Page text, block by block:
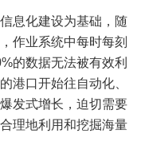
息化建设为基础，随
作业系统中每时每刻
的数据无法被有效利
港口开始往自动化、
发式增长，迫切需要
理地利用和挖掘海量